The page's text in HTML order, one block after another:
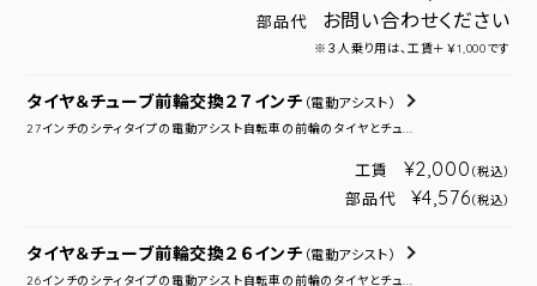
部品代 お問い合わせください
※３人乗り用は、工賃＋￥1,000です
タイヤ＆チューブ前輪交換２７インチ （電動アシスト）
27インチのシティタイプの電動アシスト自転車の前輪のタイヤとチュ...
工賃 ¥2,000 （税込）
部品代 ¥4,576（税込）
タイヤ＆チューブ前輪交換２６インチ （電動アシスト）
26インチのシティタイプの電動アシスト自転車の前輪のタイヤとチュ...